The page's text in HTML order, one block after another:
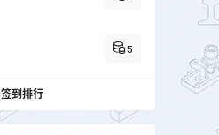
5
签到排行